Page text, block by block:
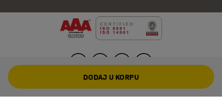
DODAJ U KORPU